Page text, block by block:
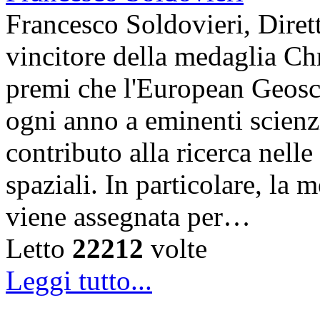
Francesco Soldovieri,
vincitore della medaglia
premi che l'European
ogni anno a eminenti
contributo alla ricerca nelle
spaziali. In particolare, la
viene assegnata per…
Letto 22212 volte
Leggi tutto...